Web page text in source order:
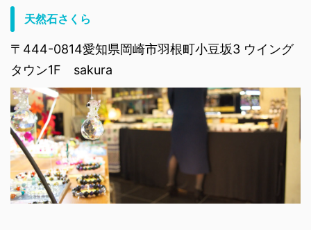
天然石さくら
〒444-0814愛知県岡崎市羽根町小豆坂3 ウイング
タウン1F sakura